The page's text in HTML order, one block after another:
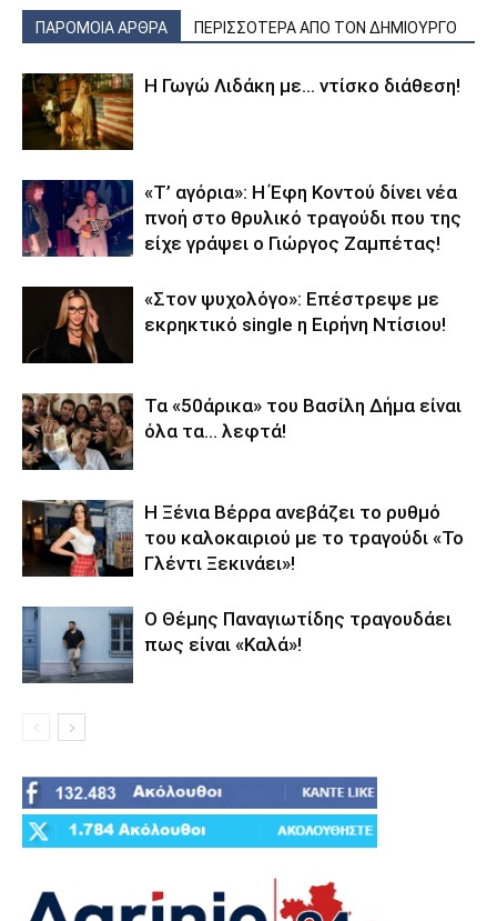
ΠΑΡΟΜΟΙΑ ΑΡΘΡΑ ΠΕΡΙΣΣΟΤΕΡΑ ΑΠΟ ΤΟΝ ΔΗΜΙΟΥΡΓΟ
Η Γωγώ Λιδάκη με… ντίσκο διάθεση!
«Τ’ αγόρια»: Η Έφη Κοντού δίνει νέα
πνοή στο θρυλικό τραγούδι που της
είχε γράψει ο Γιώργος Ζαμπέτας!
«Στον ψυχολόγο»: Επέστρεψε με
εκρηκτικό single η Ειρήνη Ντίσιου!
Τα «50άρικα» του Βασίλη Δήμα είναι
όλα τα… λεφτά!
Η Ξένια Βέρρα ανεβάζει το ρυθμό
του καλοκαιριού με το τραγούδι «Το
Γλέντι Ξεκινάει»!
Ο Θέμης Παναγιωτίδης τραγουδάει
πως είναι «Καλά»!